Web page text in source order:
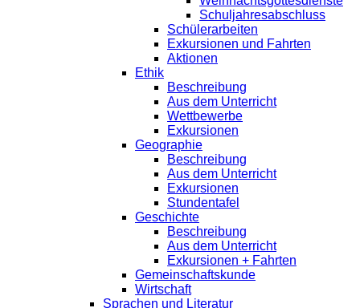
Schuljahresabschluss
Schülerarbeiten
Exkursionen und Fahrten
Aktionen
Ethik
Beschreibung
Aus dem Unterricht
Wettbewerbe
Exkursionen
Geographie
Beschreibung
Aus dem Unterricht
Exkursionen
Stundentafel
Geschichte
Beschreibung
Aus dem Unterricht
Exkursionen + Fahrten
Gemeinschaftskunde
Wirtschaft
Sprachen und Literatur